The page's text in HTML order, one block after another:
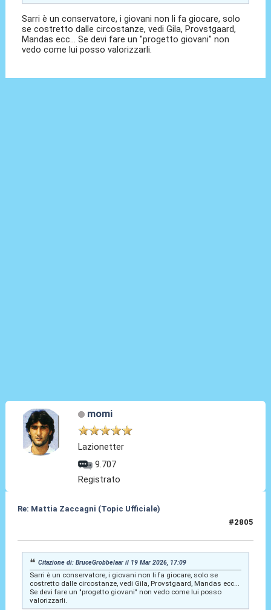
Sarri è un conservatore, i giovani non li fa giocare, solo
se costretto dalle circostanze, vedi Gila, Provstgaard,
Mandas ecc... Se devi fare un "progetto giovani" non
vedo come lui posso valorizzarli.
momi
Lazionetter
9.707
Registrato
Re: Mattia Zaccagni (Topic Ufficiale)
#2805
Citazione di: BruceGrobbelaar il 19 Mar 2026, 17:09
Sarri è un conservatore, i giovani non li fa giocare, solo se
costretto dalle circostanze, vedi Gila, Provstgaard, Mandas ecc...
Se devi fare un "progetto giovani" non vedo come lui posso
valorizzarli.